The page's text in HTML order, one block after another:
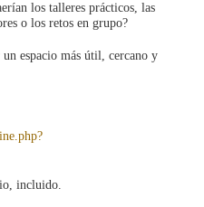
los talleres prácticos, las
o los retos en grupo?
un espacio más útil, cercano y
incluido.